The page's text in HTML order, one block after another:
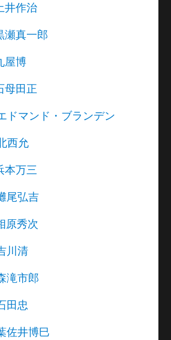
井作治
瀬真一郎
屋博
母田正
ドマンド・ブランデン
西允
本万三
尾弘吉
原秀次
川清
滝市郎
田忠
佐井博巳